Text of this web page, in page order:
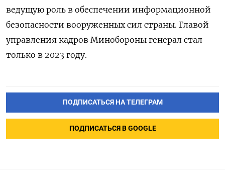
ведущую роль в обеспечении информационной
безопасности вооруженных сил страны. Главой
управления кадров Минобороны генерал стал
только в 2023 году.
ПОДПИСАТЬСЯ НА ТЕЛЕГРАМ
ПОДПИСАТЬСЯ В GOOGLE